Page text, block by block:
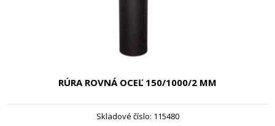
RÚRA ROVNÁ OCEĽ 150/1000/2 MM
Skladové číslo: 115480